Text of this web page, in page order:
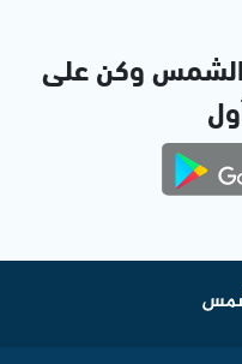
الشمس وكن على